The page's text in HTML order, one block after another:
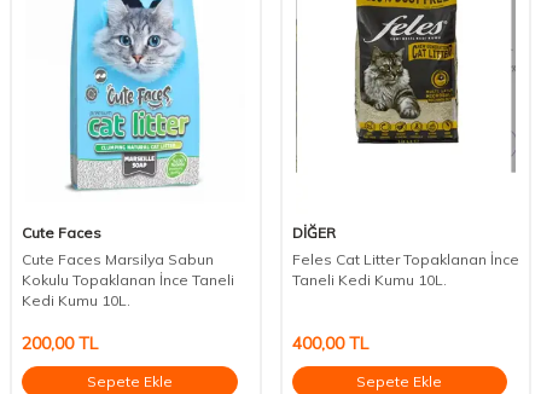
Cute Faces
Cute Faces Marsilya Sabun
Kokulu Topaklanan İnce Taneli
Kedi Kumu 10L.
200,00TL
Sepete Ekle
DİĞER
Feles Cat Litter Topaklanan İnce
Taneli Kedi Kumu 10L.
400,00TL
Sepete Ekle